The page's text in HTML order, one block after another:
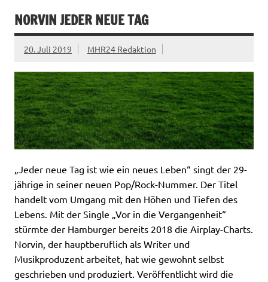
NORVIN JEDER NEUE TAG
20. Juli 2019 MHR24 Redaktion
„Jeder neue Tag ist wie ein neues Leben“ singt der 29-
jährige in seiner neuen Pop/Rock-Nummer. Der Titel
handelt vom Umgang mit den Höhen und Tiefen des
Lebens. Mit der Single „Vor in die Vergangenheit“
stürmte der Hamburger bereits 2018 die Airplay-Charts.
Norvin, der hauptberuflich als Writer und
Musikproduzent arbeitet, hat wie gewohnt selbst
geschrieben und produziert. Veröffentlicht wird die